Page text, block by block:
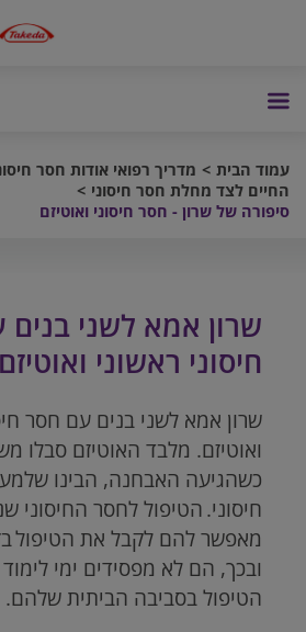
עמוד הבית
מדריך רפואי אודות חסר
החיים לצד מחלת חסר חיסוני
סיפורה של שרון - חסר חיסוני ואוטיזם
שרון אמא לשני
חיסוני ראשוני ואוטיזם
שרון אמא לשני בנים עם חסר
ואוטיזם. מלבד האוטיזם סבלו
כשהגיעה האבחנה, הבינו
חיסוני. הטיפול לחסר החיסוני
מאפשר להם לקבל את הטיפול
ובכך, הם לא מפסידים ימי
הטיפול בסביבה הביתית שלהם.